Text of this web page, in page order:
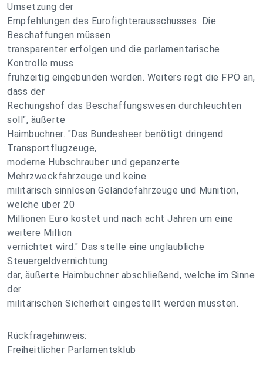
Umsetzung der
Empfehlungen des Eurofighterausschusses. Die
Beschaffungen müssen
transparenter erfolgen und die parlamentarische
Kontrolle muss
frühzeitig eingebunden werden. Weiters regt die FPÖ an,
dass der
Rechungshof das Beschaffungswesen durchleuchten
soll", äußerte
Haimbuchner. "Das Bundesheer benötigt dringend
Transportflugzeuge,
moderne Hubschrauber und gepanzerte
Mehrzweckfahrzeuge und keine
militärisch sinnlosen Geländefahrzeuge und Munition,
welche über 20
Millionen Euro kostet und nach acht Jahren um eine
weitere Million
vernichtet wird." Das stelle eine unglaubliche
Steuergeldvernichtung
dar, äußerte Haimbuchner abschließend, welche im Sinne
der
militärischen Sicherheit eingestellt werden müssten.
Rückfragehinweis:
Freiheitlicher Parlamentsklub